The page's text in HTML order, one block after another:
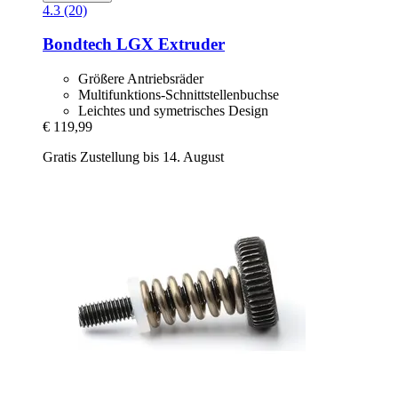
4.3 (20)
Bondtech LGX Extruder
Größere Antriebsräder
Multifunktions-Schnittstellenbuchse
Leichtes und symetrisches Design
€ 119,99
Gratis Zustellung bis 14. August